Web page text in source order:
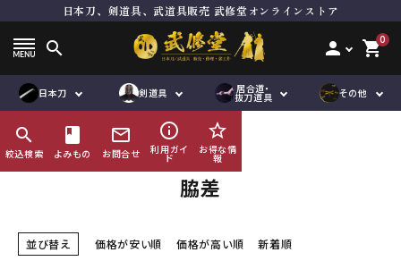
日本刀、剣道具、武道具販売 武修堂オンラインストア
search person 0
shopping_cart
日本刀
その他刀身
縁頭
その他金具
鮫鞘
剣道具
面単品
垂れ単品
鮫胴
竹刀用品
道着袴セット
竹刀袋
その他小物
居合道・
抜刀道具
居合刀（模擬刀）
居合道向き真剣
木刀
下緒
道着袴セット
道着単品
袴単品
帯
刀袋
鮫鞘
その他
オリジナル商
品
ハンドメイド商
品
企画商品
search
絞込検索
book
よみもの
mail_outline
お問合せ
info_outline
利用ガイ
ド
star_border
お得な情
報
ACCOUNT MENU
ようこそ ゲスト 様
HOME 日本刀 脇差
脇差
並び替え 価格が安い順 価格が高い順 新着順